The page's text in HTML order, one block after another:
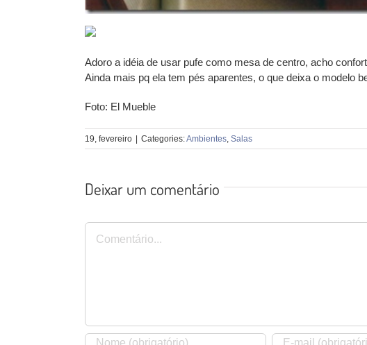
Adoro a idéia de usar pufe como mesa de centro, acho
Ainda mais pq ela tem pés aparentes, o que deixa o modelo
Foto: El Mueble
19, fevereiro Categories:Ambientes, Salas
Deixar um comentário
Comentário